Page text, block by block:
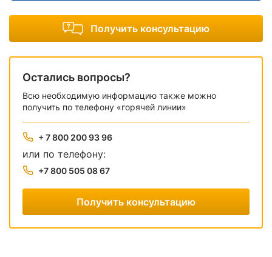
Получить консультацию
Остались вопросы?
Всю необходимую информацию также можно
получить по телефону «горячей линии»
+ 7 800 200 93 96
или по телефону:
+7 800 505 08 67
Получить консультацию